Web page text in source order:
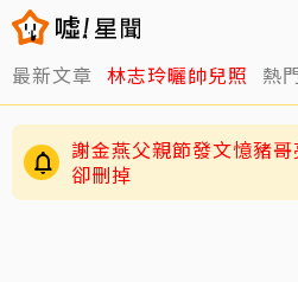
最新文章 林志玲曬帥兒照 熱
練HYROX練到雙手全是
寫
謝金燕父親節發文憶豬
卻刪掉